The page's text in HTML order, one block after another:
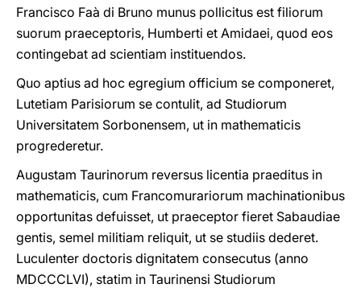
Francisco Faà di Bruno munus pollicitus est filiorum
suorum praeceptoris, Humberti et Amidaei, quod eos
contingebat ad scientiam instituendos.
Quo aptius ad hoc egregium officium se componeret,
Lutetiam Parisiorum se contulit, ad Studiorum
Universitatem Sorbonensem, ut in mathematicis
progrederetur.
Augustam Taurinorum reversus licentia praeditus in
mathematicis, cum Francomurariorum machinationibus
opportunitas defuisset, ut praeceptor fieret Sabaudiae
gentis, semel militiam reliquit, ut se studiis dederet.
Luculenter doctoris dignitatem consecutus (anno
MDCCCLVI), statim in Taurinensi Studiorum